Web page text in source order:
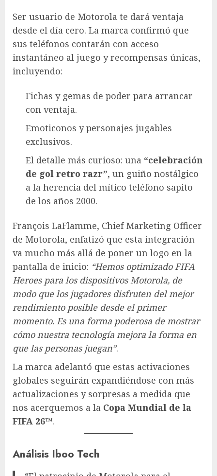
Ser usuario de Motorola te dará ventaja
desde el día cero. La marca confirmó que
sus teléfonos contarán con acceso
instantáneo al juego y recompensas únicas,
incluyendo:
Fichas y gemas de poder para arrancar
con ventaja.
Emoticonos y personajes jugables
exclusivos.
El detalle más curioso: una “celebración
de gol retro razr”, un guiño nostálgico
a la herencia del mítico teléfono sapito
de los años 2000.
François LaFlamme, Chief Marketing Officer
de Motorola, enfatizó que esta integración
va mucho más allá de poner un logo en la
pantalla de inicio: “Hemos optimizado FIFA
Heroes para los dispositivos Motorola, de
modo que los jugadores disfruten del mejor
rendimiento posible desde el primer
momento. Es una forma poderosa de mostrar
cómo nuestra tecnología mejora la forma en
que las personas juegan”.
La marca adelantó que estas activaciones
globales seguirán expandiéndose con más
actualizaciones y sorpresas a medida que
nos acerquemos a la Copa Mundial de la
FIFA 26™.
Análisis Iboo Tech